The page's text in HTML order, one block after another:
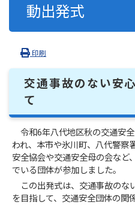
動出発式
印刷
交通事故のない安
て
令和6年八代地区秋の交通安
われ、本市や氷川町、八代警察
安全協会や交通安全母の会など
でいる団体が参加しました。
この出発式は、交通事故のな
を目指して、交通安全団体の関